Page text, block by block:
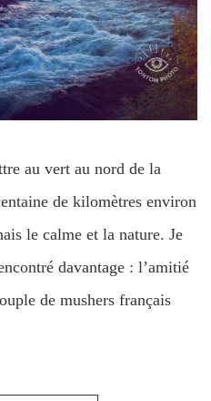
au vert au nord de la
de kilomètres environ
le calme et la nature. Je
davantage : l’amitié
de mushers français